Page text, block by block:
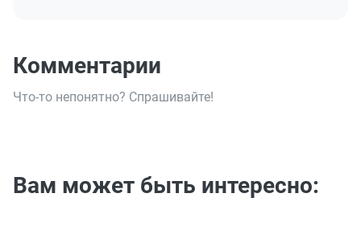
Комментарии
Что-то непонятно? Спрашивайте!
Вам может быть интересно: